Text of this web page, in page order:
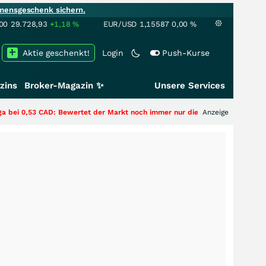
sichern.
29.728,93 +1,18% EUR/USD 1,15587 0,00 %
Login Push-Kurse
Aktie geschenkt!
Broker-Magazin ✨ Unsere Services
CAD: Bewertet der Markt noch immer nur die Hälfte der Story?+++
Anzeige